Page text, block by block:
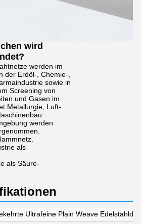
wird
werden im
der Erdöl-, Chemie-,
sowie in
Screening von
und Gasen im
Luft-
werden
als
als Säure-
Ultrafeine Plain Weave